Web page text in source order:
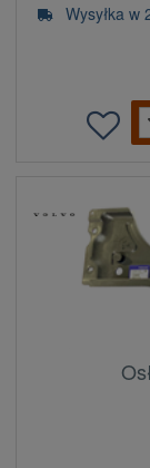
Wysyłka w